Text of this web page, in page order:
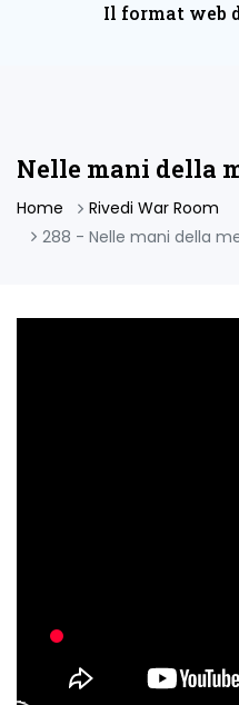
Il format web
Nelle mani della
Home
Rivedi War Room
288 - Nelle mani della